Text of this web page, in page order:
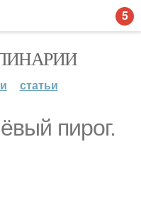
статьи
пирог.
5